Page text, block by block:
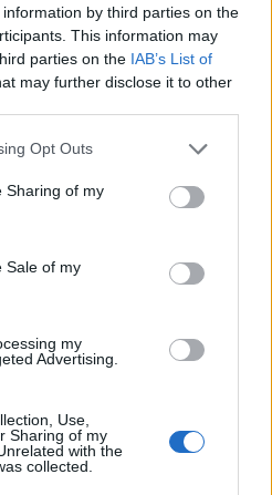
by third parties on the
This information may
parties on the IAB’s List of
may further disclose it to other
Opt Outs
Sharing of my
Sale of my
my
Advertising.
Use,
Sharing of my
with the
collected.
το αμέσως επόμενο
παρέμβαση στην Εισαγγελία